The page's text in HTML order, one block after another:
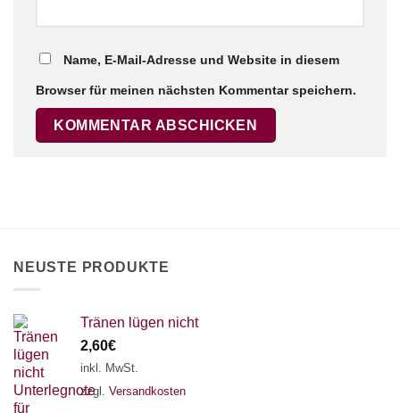
Name, E-Mail-Adresse und Website in diesem
Browser für meinen nächsten Kommentar speichern.
NEUSTE PRODUKTE
Tränen lügen nicht
2,60€
inkl. MwSt.
zzgl. Versandkosten
Chat Support